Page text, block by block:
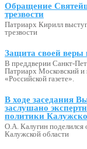
Обращение
трезвости
Патриарх Кирилл
трезвости
Защита своей веры
В преддверии Санкт-
Патриарх Московский и
«Российской газете».
В ходе заседания
заслушано
политики
О.А. Калугин поделился
Калужской области